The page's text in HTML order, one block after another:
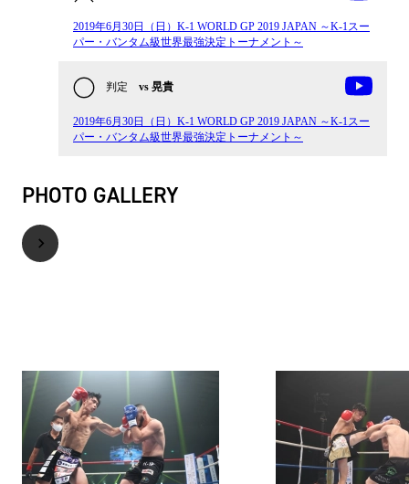
2019年6月30日（日）K-1 WORLD GP 2019 JAPAN ～K-1スー
パー・バンタム級世界最強決定トーナメント～
判定 vs 晃貴
2019年6月30日（日）K-1 WORLD GP 2019 JAPAN ～K-1スー
パー・バンタム級世界最強決定トーナメント～
PHOTO GALLERY